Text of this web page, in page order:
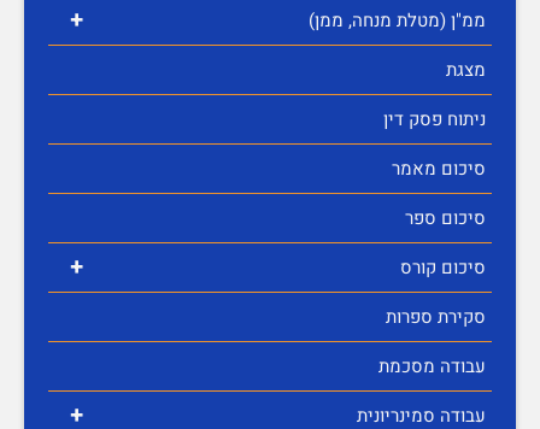
+
ממ"ן (מטלת מנחה, ממן)
מצגת
ניתוח פסק דין
סיכום מאמר
סיכום ספר
+
סיכום קורס
סקירת ספרות
עבודה מסכמת
+
עבודה סמינריונית